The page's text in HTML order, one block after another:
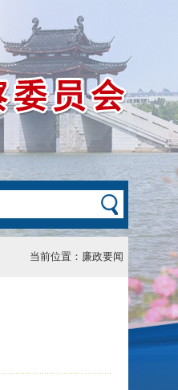
当前位置： 廉政要闻